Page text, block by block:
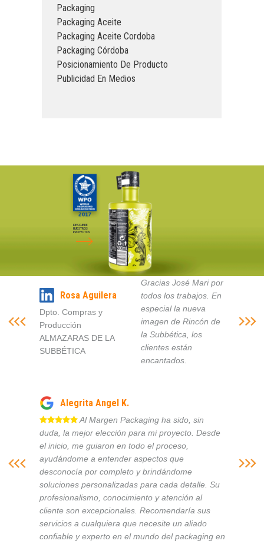
Packaging
Packaging Aceite
Packaging Aceite Cordoba
Packaging Córdoba
Posicionamiento De Producto
Publicidad En Medios
DESCUBRE
NUESTROS
PROYECTOS
Rosa Aguilera
Dpto. Compras y
Producción
ALMAZARAS DE LA
SUBBÉTICA
Gracias José Mari por
todos los trabajos. En
especial la nueva
imagen de Rincón de
la Subbética, los
clientes están
encantados.
Alegrita Angel K.
Al Margen Packaging ha sido, sin
duda, la mejor elección para mi proyecto. Desde
el inicio, me guiaron en todo el proceso,
ayudándome a entender aspectos que
desconocía por completo y brindándome
soluciones personalizadas para cada detalle. Su
profesionalismo, conocimiento y atención al
cliente son excepcionales. Recomendaría sus
servicios a cualquiera que necesite un aliado
confiable y experto en el mundo del packaging en